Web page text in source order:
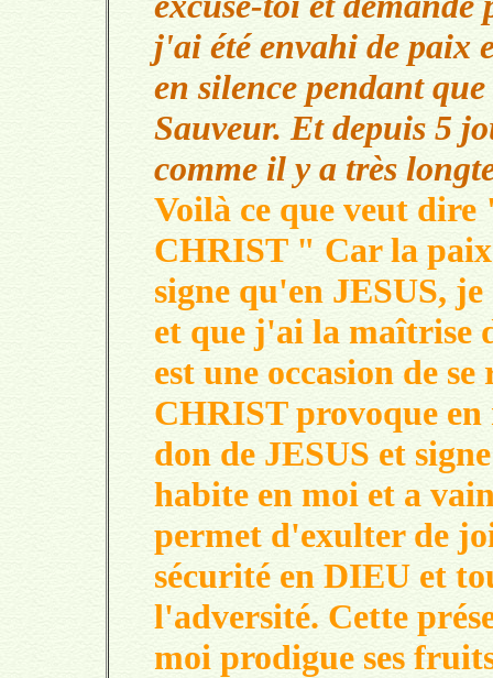
j'ai été envahi de paix
en silence pendant
Sauveur. Et depuis 5
comme il y a très
Voilà ce que veut
CHRIST " Car la
signe qu'en JESUS,
et que j'ai la maîtrise
est une occasion de
CHRIST provoque en
don de JESUS et
habite en moi et a
permet d'exulter de
sécurité en DIEU et
l'adversité. Cette
moi prodigue ses